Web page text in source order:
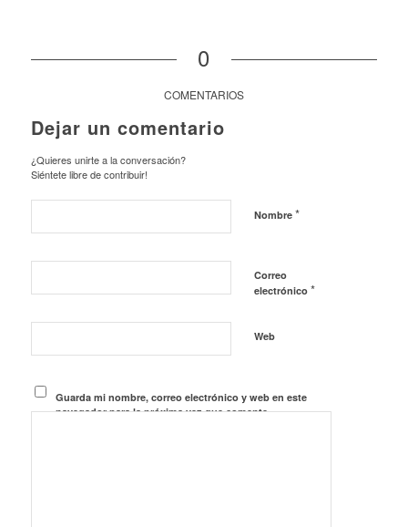
0
COMENTARIOS
Dejar un comentario
¿Quieres unirte a la conversación?
Siéntete libre de contribuir!
Nombre *
Correo
electrónico *
Web
Guarda mi nombre, correo electrónico y web en este
navegador para la próxima vez que comente.